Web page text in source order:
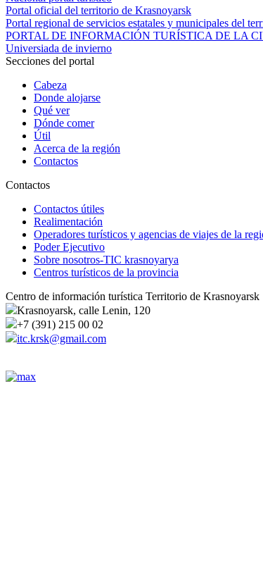
Portal oficial del territorio de Krasnoyarsk
Portal regional de servicios estatales y municipales del
PORTAL DE INFORMACIÓN TURÍSTICA DE LA
Universiada de invierno
Secciones del portal
Cabeza
Donde alojarse
Qué ver
Dónde comer
Útil
Acerca de la región
Contactos
Contactos
Contactos útiles
Realimentación
Operadores turísticos y agencias de viajes de la
Poder Ejecutivo
Sobre nosotros-TIC krasnoyarya
Centros turísticos de la provincia
Centro de información turística Territorio de Krasnoyarsk
Krasnoyarsk, calle Lenin, 120
+7 (391) 215 00 02
itc.krsk@gmail.com